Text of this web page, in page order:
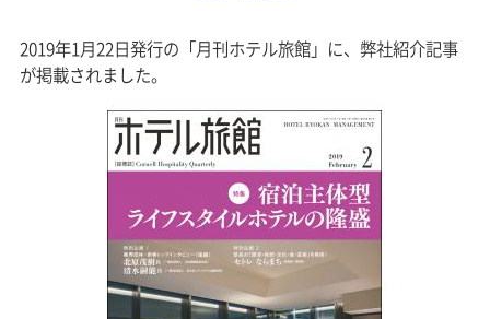
2019年1月22日発行の「月刊ホテル旅館」に、弊社紹介記事
が掲載されました。